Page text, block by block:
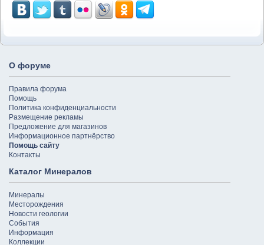
О форуме
Правила форума
Помощь
Политика конфиденциальности
Размещение рекламы
Предложение для магазинов
Информационное партнёрство
Помощь сайту
Контакты
Каталог Минералов
Минералы
Месторождения
Новости геологии
События
Информация
Коллекции